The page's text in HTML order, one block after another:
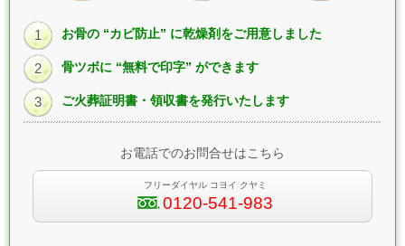
1 お骨の “カビ防止” に乾燥剤をご用意しました
2 骨ツボに “無料で印字” ができます
3 ご火葬証明書・領収書を発行いたします
お電話でのお問合せはこちら
フリーダイヤル コヨイ クヤミ
0120-541-983